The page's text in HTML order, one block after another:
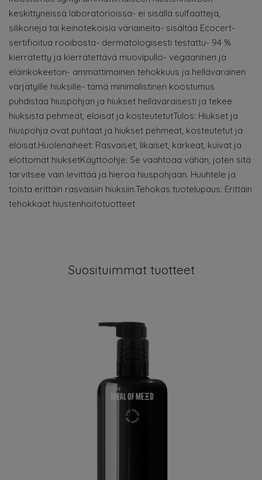
keskittyneissä laboratorioissa- ei sisällä sulfaatteja,
silikoneja tai keinotekoisia väriaineita- sisältää Ecocert-
sertifioitua rooibosta- dermatologisesti testattu- 94 %
kierrätetty ja kierrätettävä muovipullo- vegaaninen ja
eläinkokeeton- ammattimainen tehokkuus ja hellävarainen
värjätyille hiuksille- tämä minimalistinen koostumus
puhdistaa hiuspohjan ja hiukset hellävaraisesti ja tekee
hiuksista pehmeät, eloisat ja kosteutetutTulos: Hiukset ja
hiuspohja ovat puhtaat ja hiukset pehmeät, kosteutetut ja
eloisat.Huolenaiheet: Rasvaiset, likaiset, karkeat, kuivat ja
elottomat hiuksetKäyttöohje: Se vaahtoaa vähän, joten sitä
tarvitsee vain levittää ja hieroa hiuspohjaan. Huuhtele ja
toista erittäin rasvaisiin hiuksiin.Tehokas tuotelupaus: Erittäin
tehokkaat hiustenhoitotuotteet
Suosituimmat tuotteet